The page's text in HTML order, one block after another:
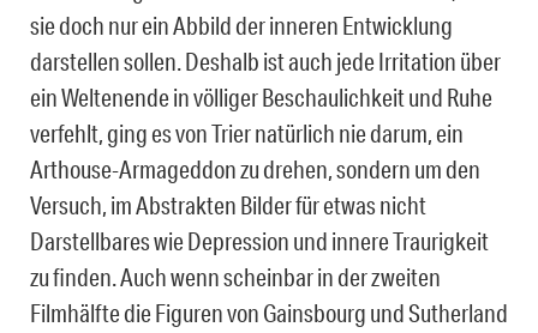
sie doch nur ein Abbild der inneren Entwicklung
darstellen sollen. Deshalb ist auch jede Irritation über
ein Weltenende in völliger Beschaulichkeit und Ruhe
verfehlt, ging es von Trier natürlich nie darum, ein
Arthouse-Armageddon zu drehen, sondern um den
Versuch, im Abstrakten Bilder für etwas nicht
Darstellbares wie Depression und innere Traurigkeit
zu finden. Auch wenn scheinbar in der zweiten
Filmhälfte die Figuren von Gainsbourg und Sutherland